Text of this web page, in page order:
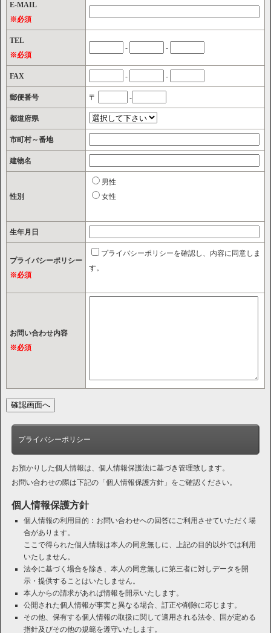
E-MAIL
※必須
TEL
※必須
- -
FAX - -
郵便番号 〒 -
都道府県
市町村～番地
建物名
性別
男性
女性
生年月日
プライバシーポリシー
※必須
プライバシーポリシーを確認し、内容に同意しま
す。
お問い合わせ内容
※必須
プライバシーポリシー
お預かりした個人情報は、個人情報保護法に基づき管理致します。
お問い合わせの際は下記の「個人情報保護方針」をご確認ください。
個人情報保護方針
個人情報の利用目的：お問い合わせへの回答にご利用させていただく場
合があります。
ここで得られた個人情報は本人の同意無しに、上記の目的以外では利用
いたしません。
法令に基づく場合を除き、本人の同意無しに第三者に対しデータを開
示・提供することはいたしません。
本人からの請求があれば情報を開示いたします。
公開された個人情報が事実と異なる場合、訂正や削除に応じます。
その他、保有する個人情報の取扱に関して適用される法令、国が定める
指針及びその他の規範を遵守いたします。